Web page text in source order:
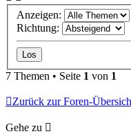
Anzeigen:
Richtung:
7 Themen • Seite 1 von 1
Zurück zur Foren-
Gehe zu